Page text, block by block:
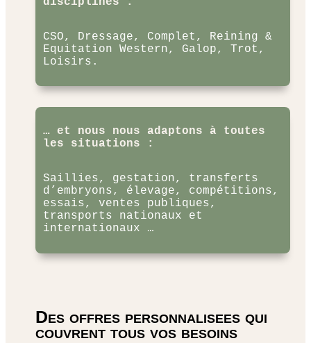
CSO, Dressage, Complet, Reining &
Equitation Western, Galop, Trot,
Loisirs.
… et nous nous adaptons à toutes
les situations :
Saillies, gestation, transferts
d’embryons, élevage, compétitions,
essais, ventes publiques,
transports nationaux et
internationaux …
Des offres personnalisees qui
couvrent tous vos besoins